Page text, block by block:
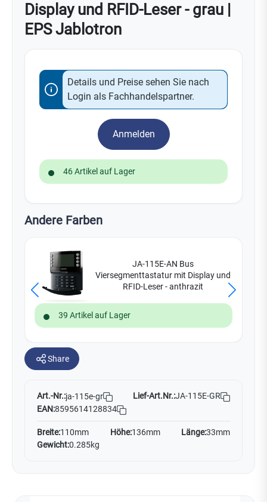
Display und RFID-Leser - grau |
EPS Jablotron
Details und Preise sehen Sie nach
Login als Fachhandelspartner.
Anmelden
46 Artikel auf Lager
Andere Farben
JA-115E-AN Bus
Viersegmenttastatur mit Display und
RFID-Leser - anthrazit
39 Artikel auf Lager
Share
Art.-Nr.:ja-115e-gr Lief-Art.Nr.:JA-115E-GR
EAN:8595614128834
Breite:110mm Höhe:136mm Länge:33mm
Gewicht:0.285kg